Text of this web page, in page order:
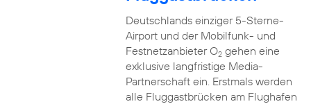
Deutschlands einziger 5-Sterne-
Airport und der Mobilfunk- und
Festnetzanbieter O2gehen eine
exklusive langfristige Media-
Partnerschaft ein. Erstmals werden
alle Fluggastbrücken am Flughafen